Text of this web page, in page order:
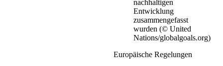
nachhaltigen
Entwicklung
zusammengefasst
wurden (© United
Nations/globalgoals.org)
Europäische Regelungen